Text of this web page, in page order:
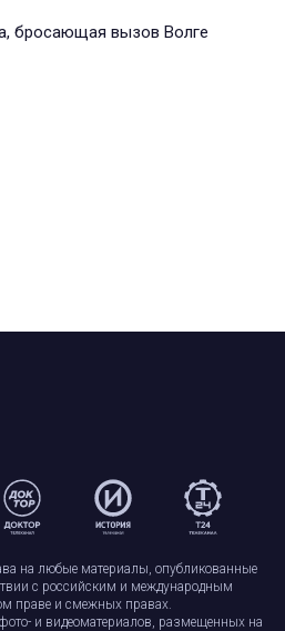
бросающая вызов Волге
на любые материалы, опубликованные
с российским и международным
праве и смежных правах.
и видеоматериалов, размещенных на